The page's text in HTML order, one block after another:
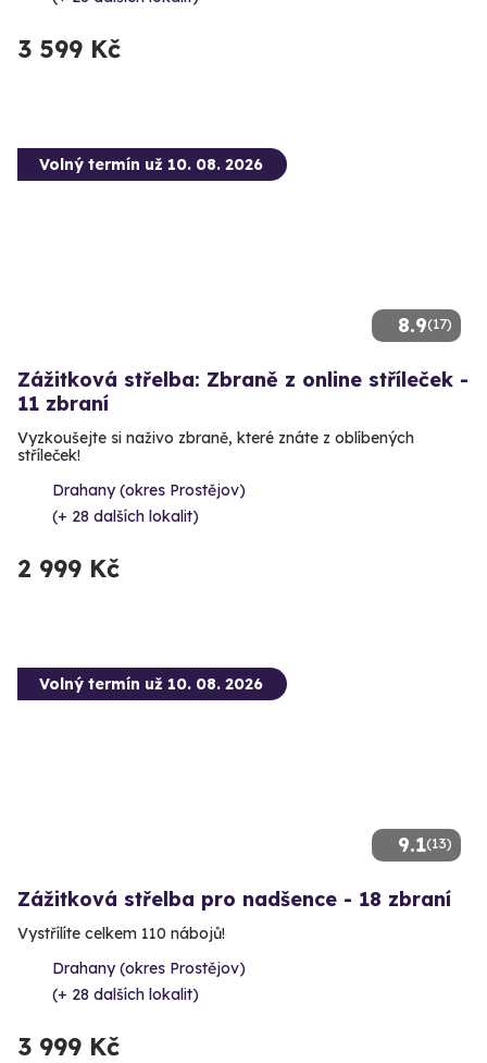
3 599 Kč
8.9(17)
Volný termín už 10. 08. 2026
Zážitková střelba: Zbraně z online stříleček -
11 zbraní
Vyzkoušejte si naživo zbraně, které znáte z oblíbených
stříleček!
Drahany (okres Prostějov)
(+ 28 dalších lokalit)
2 999 Kč
9.1(13)
Volný termín už 10. 08. 2026
Zážitková střelba pro nadšence - 18 zbraní
Vystřílíte celkem 110 nábojů!
Drahany (okres Prostějov)
(+ 28 dalších lokalit)
3 999 Kč